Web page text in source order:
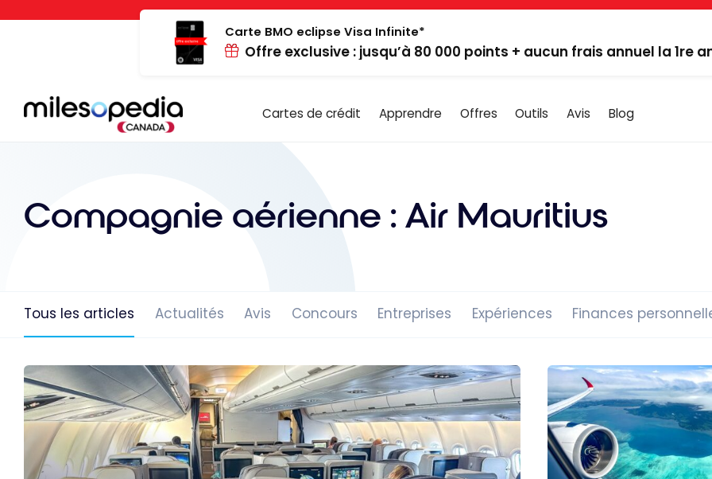
Panneau de gestion des cookies
Carte BMO eclipse Visa Infinite*
Offre exclusive : jusqu’à 80 000 points + aucun frais annuel la 1re
Cartes de crédit Apprendre Offres Outils Avis Blog
Compagnie aérienne : Air Mauritius
Tous les articles Actualités Avis Concours Entreprises Expériences Finances